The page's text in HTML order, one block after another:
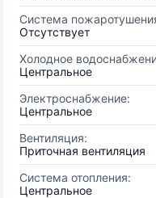
Система
Отсутствует
Холодное
Центральное
Электроснабжение:
Центральное
Вентиляция:
Приточная вентиляция
Система отопления:
Центральное